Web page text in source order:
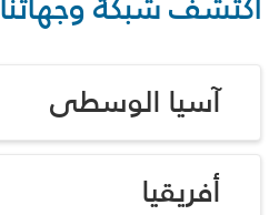
آسيا الوسطى
أفريقيا